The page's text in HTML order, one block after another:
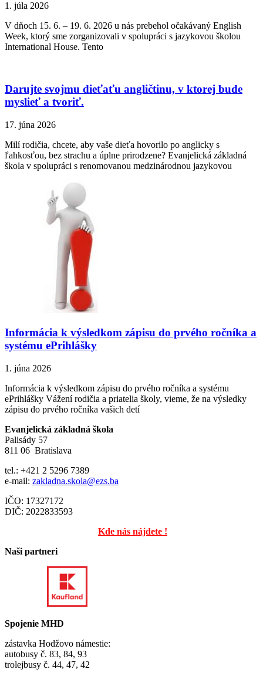
1. júla 2026
V dňoch 15. 6. – 19. 6. 2026 u nás prebehol očakávaný English
Week, ktorý sme zorganizovali v spolupráci s jazykovou školou
International House. Tento
Darujte svojmu dieťaťu angličtinu, v ktorej bude
myslieť a tvoriť.
17. júna 2026
Milí rodičia, chcete, aby vaše dieťa hovorilo po anglicky s
ľahkosťou, bez strachu a úplne prirodzene? Evanjelická základná
škola v spolupráci s renomovanou medzinárodnou jazykovou
Informácia k výsledkom zápisu do prvého ročníka a
systému ePrihlášky
1. júna 2026
Informácia k výsledkom zápisu do prvého ročníka a systému
ePrihlášky Vážení rodičia a priatelia školy, vieme, že na výsledky
zápisu do prvého ročníka vašich detí
Evanjelická základná škola
Palisády 57
811 06 Bratislava
tel.: +421 2 5296 7389
e-mail: zakladna.skola@ezs.ba
IČO: 17327172
DIČ: 2022833593
Kde nás nájdete !
Naši partneri
Spojenie MHD
zástavka Hodžovo námestie:
autobusy č. 83, 84, 93
trolejbusy č. 44, 47, 42